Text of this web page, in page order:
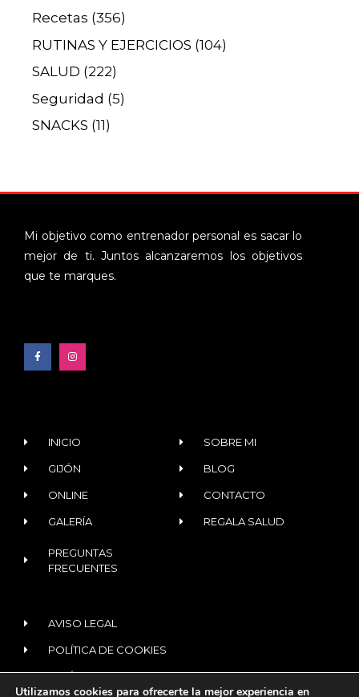
Recetas (356)
RUTINAS Y EJERCICIOS (104)
SALUD (222)
Seguridad (5)
SNACKS (11)
Mi objetivo como entrenador personal es sacar lo
mejor de ti. Juntos alcanzaremos los objetivos
que te marques.
INICIO
GIJÓN
ONLINE
GALERÍA
PREGUNTAS
FRECUENTES
SOBRE MI
BLOG
CONTACTO
REGALA SALUD
AVISO LEGAL
POLÍTICA DE COOKIES
POLÍTICA DE PRIVACIDAD
Utilizamos cookies para ofrecerte la mejor experiencia en